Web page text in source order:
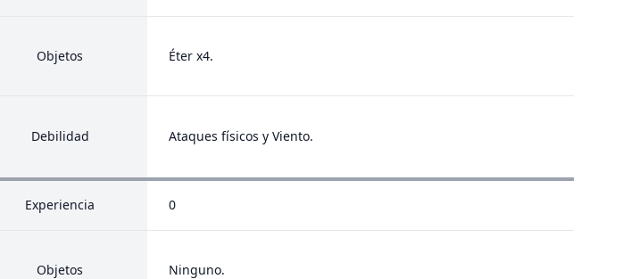
Objetos Éter x4.
Debilidad Ataques físicos y Viento.
Experiencia 0
Objetos Ninguno.